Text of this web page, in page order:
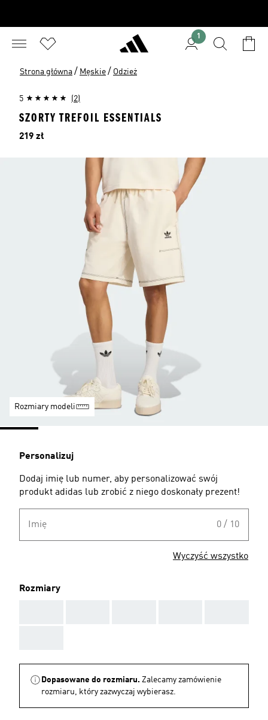
1
Strona główna / Męskie / Odzież
5 (2)
SZORTY TREFOIL ESSENTIALS
Cena
219 zł
Rozmiary modeli
Personalizuj
Dodaj imię lub numer, aby personalizować swój
produkt adidas lub zrobić z niego doskonały prezent!
Imię 0 / 10
Wyczyść wszystko
Rozmiary
Dopasowane do rozmiaru. Zalecamy zamówienie
rozmiaru, który zazwyczaj wybierasz.